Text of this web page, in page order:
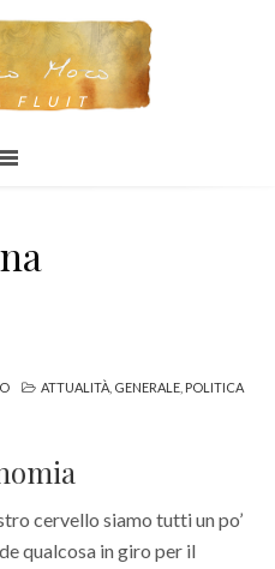
FLUIT
ATTUALITÀ GENERALE POLITICA
cervello siamo tutti un po’
qualcosa in giro per il